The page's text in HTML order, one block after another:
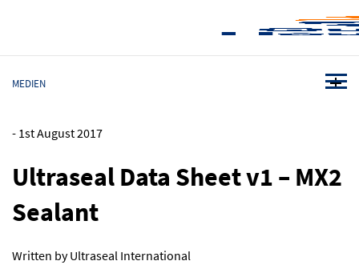
MEDIEN
-1st August 2017
Ultraseal Data Sheet v1 – MX2
Sealant
Written by Ultraseal International